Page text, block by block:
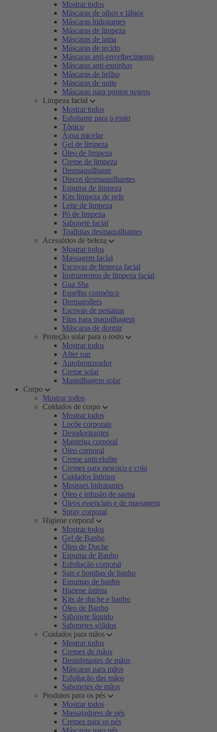
Mostrar todos
Máscaras de olhos e lábios
Máscaras hidratantes
Máscaras de limpeza
Máscaras de lama
Máscaras de tecido
Máscaras anti-envelhecimento
Máscaras anti-espinhas
Máscaras de brilho
Máscaras de noite
Máscaras para pontos negros
Limpeza facial
Mostrar todos
Esfoliante para o rosto
Tónico
Água micelar
Gel de limpeza
Óleo de limpeza
Creme de limpeza
Desmaquilhante
Discos desmaquilhantes
Espuma de limpeza
Kits limpeza de pele
Leite de limpeza
Pó de limpeza
Sabonete facial
Toalhitas desmaquilhantes
Acessórios de beleza
Mostrar todos
Massagem facial
Escovas de limpeza facial
Instrumentos de limpeza facial
Gua Sha
Espelho cosmético
Dermarollers
Escovas de pestanas
Fitas para maquilhagem
Máscaras de dormir
Proteção solar para o rosto
Mostrar todos
After sun
Autobronzeador
Creme solar
Maquilhagem solar
Corpo
Mostrar todos
Cuidados de corpo
Mostrar todos
Loçõe corporais
Desodorizantes
Manteiga corporal
Óleo corporal
Creme anticelulite
Cremes para pescoço e colo
Cuidados íntimos
Mousses hidratantes
Óleo e infusão de sauna
Óleos essenciais e de massagem
Spray corporal
Higiene corporal
Mostrar todos
Gel de Banho
Óleo de Duche
Espuma de Banho
Esfoliação corporal
Sais e bombas de banho
Espumas de banho
Higiene íntima
Kits de duche e banho
Óleo de Banho
Sabonete líquido
Sabonetes sólidos
Cuidados para mãos
Mostrar todos
Cremes de mãos
Desinfetantes de mãos
Máscaras para mãos
Esfoliação das mãos
Sabonetes de mãos
Produtos para os pés
Mostrar todos
Massajadores de pés
Cremes para os pés
Máscaras para pés